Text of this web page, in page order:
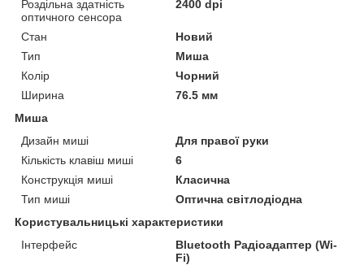
Роздільна здатність
оптичного сенсора
2400 dpi
Стан
Новий
Тип
Миша
Колір
Чорний
Ширина
76.5 мм
Миша
Дизайн миші
Для правої руки
Кількість клавіш миші
6
Конструкція миші
Класична
Тип миші
Оптична світлодіодна
Користувальницькі характеристики
Інтерфейс
Bluetooth Радіоадаптер (Wi-
Fi)